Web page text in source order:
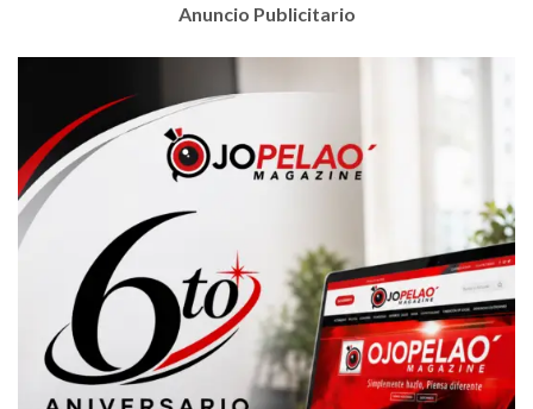
Anuncio Publicitario